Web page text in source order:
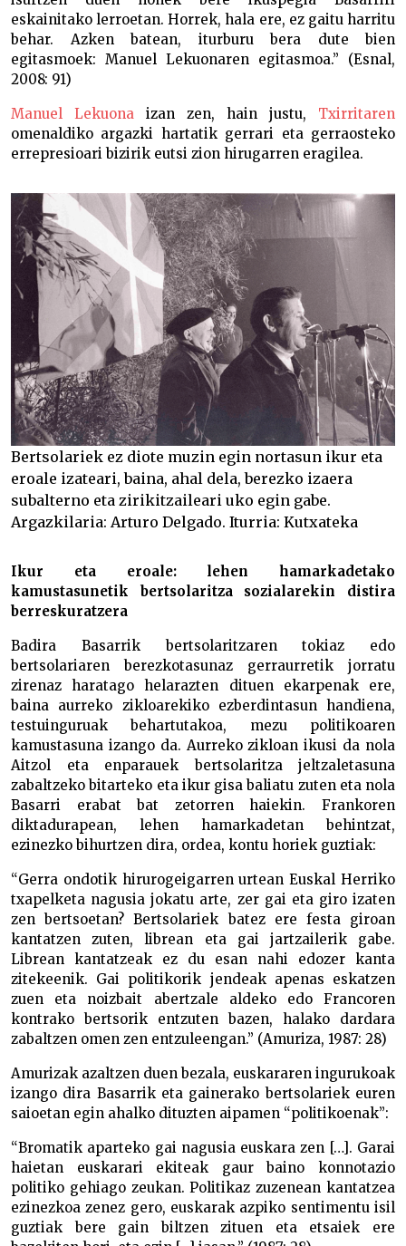
eskainitako lerroetan. Horrek, hala ere, ez gaitu harritu
behar. Azken batean, iturburu bera dute bien
egitasmoek: Manuel Lekuonaren egitasmoa.” (Esnal,
2008: 91)
Manuel Lekuona izan zen, hain justu, Txirritaren
omenaldiko argazki hartatik gerrari eta gerraosteko
errepresioari bizirik eutsi zion hirugarren eragilea.
Bertsolariek ez diote muzin egin nortasun ikur eta
eroale izateari, baina, ahal dela, berezko izaera
subalterno eta zirikitzaileari uko egin gabe.
Argazkilaria: Arturo Delgado. Iturria: Kutxateka
Ikur eta eroale: lehen hamarkadetako
kamustasunetik bertsolaritza sozialarekin distira
berreskuratzera
Badira Basarrik bertsolaritzaren tokiaz edo
bertsolariaren berezkotasunaz gerraurretik jorratu
zirenaz haratago helarazten dituen ekarpenak ere,
baina aurreko zikloarekiko ezberdintasun handiena,
testuinguruak behartutakoa, mezu politikoaren
kamustasuna izango da. Aurreko zikloan ikusi da nola
Aitzol eta enparauek bertsolaritza jeltzaletasuna
zabaltzeko bitarteko eta ikur gisa baliatu zuten eta nola
Basarri erabat bat zetorren haiekin. Frankoren
diktadurapean, lehen hamarkadetan behintzat,
ezinezko bihurtzen dira, ordea, kontu horiek guztiak:
“Gerra ondotik hirurogeigarren urtean Euskal Herriko
txapelketa nagusia jokatu arte, zer gai eta giro izaten
zen bertsoetan? Bertsolariek batez ere festa giroan
kantatzen zuten, librean eta gai jartzailerik gabe.
Librean kantatzeak ez du esan nahi edozer kanta
zitekeenik. Gai politikorik jendeak apenas eskatzen
zuen eta noizbait abertzale aldeko edo Francoren
kontrako bertsorik entzuten bazen, halako dardara
zabaltzen omen zen entzuleengan.” (Amuriza, 1987: 28)
Amurizak azaltzen duen bezala, euskararen ingurukoak
izango dira Basarrik eta gainerako bertsolariek euren
saioetan egin ahalko dituzten aipamen “politikoenak”:
“Bromatik aparteko gai nagusia euskara zen […]. Garai
haietan euskarari ekiteak gaur baino konnotazio
politiko gehiago zeukan. Politikaz zuzenean kantatzea
ezinezkoa zenez gero, euskarak azpiko sentimentu isil
guztiak bere gain biltzen zituen eta etsaiek ere